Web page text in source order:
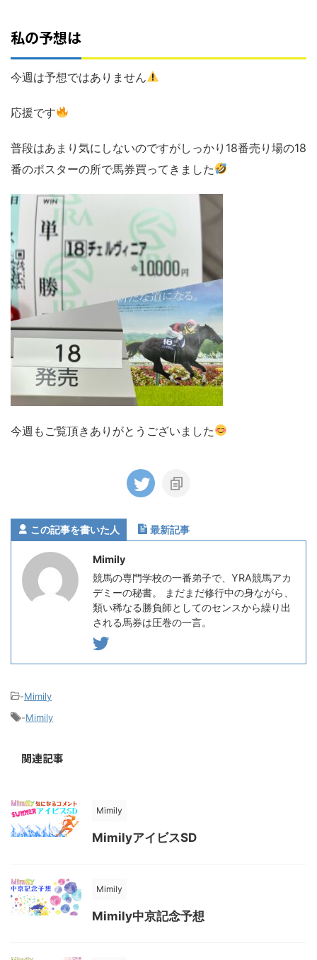
私の予想は
今週は予想ではありません
応援です
普段はあまり気にしないのですがしっかり18番売り場の18
番のポスターの所で馬券買ってきました
今週もご覧頂きありがとうございました
この記事を書いた人 最新記事
Mimily
競馬の専門学校の一番弟子で、YRA競馬アカ
デミーの秘書。 まだまだ修行中の身ながら、
類い稀なる勝負師としてのセンスから繰り出
される馬券は圧巻の一言。
-Mimily
-Mimily
関連記事
Mimily
MimilyアイビスSD
Mimily
Mimily中京記念予想